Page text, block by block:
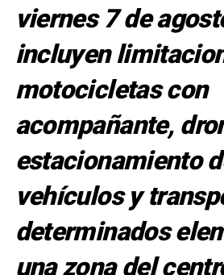
viernes 7 de
incluyen
motocicletas con
acompañante,
estacionamiento
vehículos y
determinados
una zona del